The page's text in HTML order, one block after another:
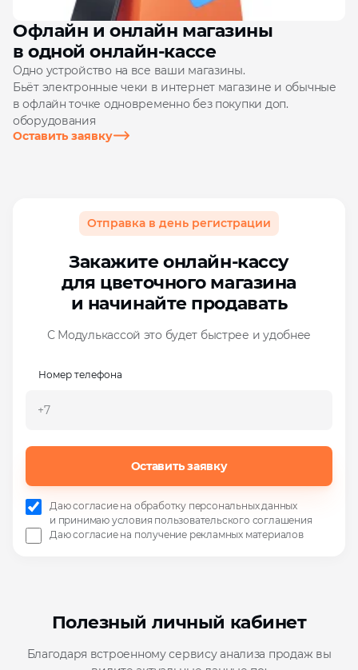
Офлайн и онлайн магазины
в одной онлайн‑кассе
Одно устройство на все ваши магазины.
Бьёт электронные чеки в интернет магазине и обычные
в офлайн точке одновременно без покупки доп.
оборудования
Оставить заявку
Отправка в день регистрации
Закажите онлайн‑кассу
для цветочного магазина
и начинайте продавать
С Модулькассой это будет быстрее и удобнее
Номер телефона
Оставить заявку
Даю согласие на обработку персональных данных
и принимаю условия пользовательского соглашения
Даю согласие на получение рекламных материалов
Полезный личный кабинет
Благодаря встроенному сервису анализа продаж вы